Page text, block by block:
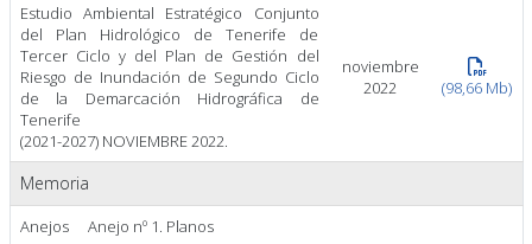
Estudio Ambiental Estratégico Conjunto
del Plan Hidrológico de Tenerife de
Tercer Ciclo y del Plan de Gestión del
Riesgo de Inundación de Segundo Ciclo
de la Demarcación Hidrográfica de
Tenerife
(2021-2027) NOVIEMBRE 2022.
noviembre
2022
(98,66 Mb)
Memoria
Anejos Anejo nº 1. Planos